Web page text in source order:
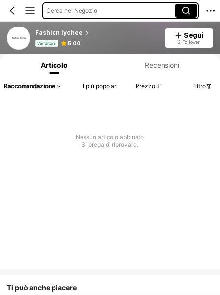
Cerca nel Negozio
Fashion lychee
Venditore 5.00
Segui
2 Follower
Articolo Recensioni
Raccomandazione I più popolari Prezzo Filtro
Nessun articolo abbinato
Si prega di riprovare.
Ti può anche piacere